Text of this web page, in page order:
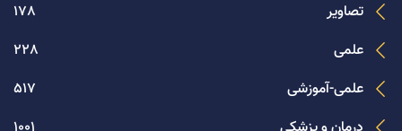
تصاویر
178
علمی
228
علمی-آموزشی
517